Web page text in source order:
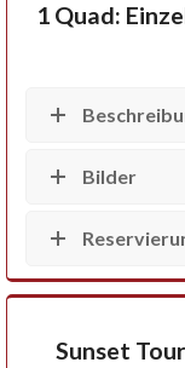
1 Quad:
Bilder
Sunset